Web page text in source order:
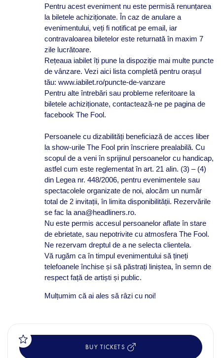
Pentru acest eveniment nu este permisă renunțarea
la biletele achiziționate. În caz de anulare a
evenimentului, veți fi notificat pe email, iar
contravaloarea biletelor este returnată în maxim 7
zile lucrătoare.
Rețeaua iabilet îți pune la dispoziție mai multe puncte
de vânzare. Vezi aici lista completă pentru orașul
tău: www.iabilet.ro/puncte-de-vanzare
Pentru alte întrebări sau probleme referitoare la
biletele achiziționate, contactează-ne pe pagina de
facebook The Fool.
Persoanele cu dizabilități beneficiază de acces liber
la show-urile The Fool prin înscriere prealabilă. Cu
scopul de a veni în sprijinul persoanelor cu handicap,
astfel cum este reglementat în art. 21 alin. (3) – (4)
din Legea nr. 448/2006, pentru evenimentele sau
spectacolele organizate de noi, alocăm un număr
total de 2 invitații, în limita disponibilității. Rezervările
se fac la ana@headliners.ro.
Nu este permis accesul persoanelor aflate în stare
de ebrietate, sau nepotrivite cu atmosfera The Fool.
Ne rezervam dreptul de a ne selecta clientela.
Vă rugăm ca în timpul evenimentului să țineți
telefoanele închise și să păstrați liniștea, în semn de
respect față de artiști și public.
Mulțumim că ai ales să râzi cu noi!
BUY TICKETS